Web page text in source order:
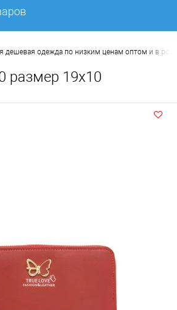
дешевая одежда по низким ценам оптом и в
размер 19х10